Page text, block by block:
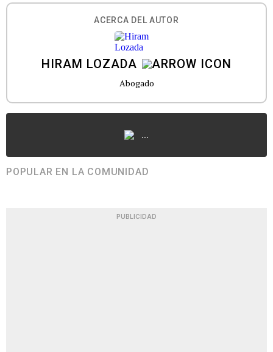
ACERCA DEL AUTOR
HIRAM LOZADA
Abogado
...
POPULAR EN LA COMUNIDAD
PUBLICIDAD